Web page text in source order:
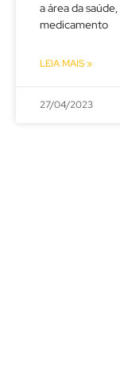
a área da
medicamento
LEIA MAIS »
27/04/2023